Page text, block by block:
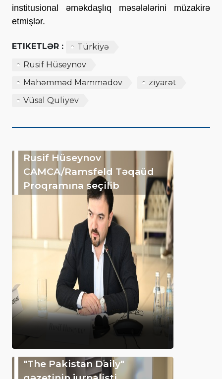
institusional əməkdaşlıq məsələlərini müzakirə
etmişlər.
ETIKETLƏR :
Türkiyə
Rusif Hüseynov
Məhəmməd Məmmədov
ziyarət
Vüsal Quliyev
Rusif Hüseynov
CAMCA/Ramsfeld Təqaüd
Proqramına seçilib
"The Pakistan Daily"